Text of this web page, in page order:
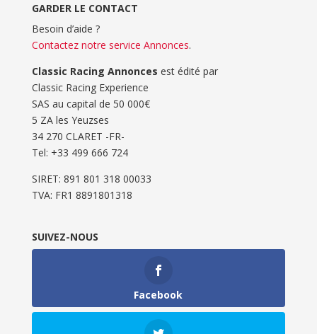
GARDER LE CONTACT
Besoin d’aide ?
Contactez notre service Annonces.
Classic Racing Annonces est édité par
Classic Racing Experience
SAS au capital de 50 000€
5 ZA les Yeuzses
34 270 CLARET -FR-
Tel: ‭+33 499 666 724‬
SIRET: 891 801 318 00033
TVA: FR1 8891801318
SUIVEZ-NOUS
Facebook